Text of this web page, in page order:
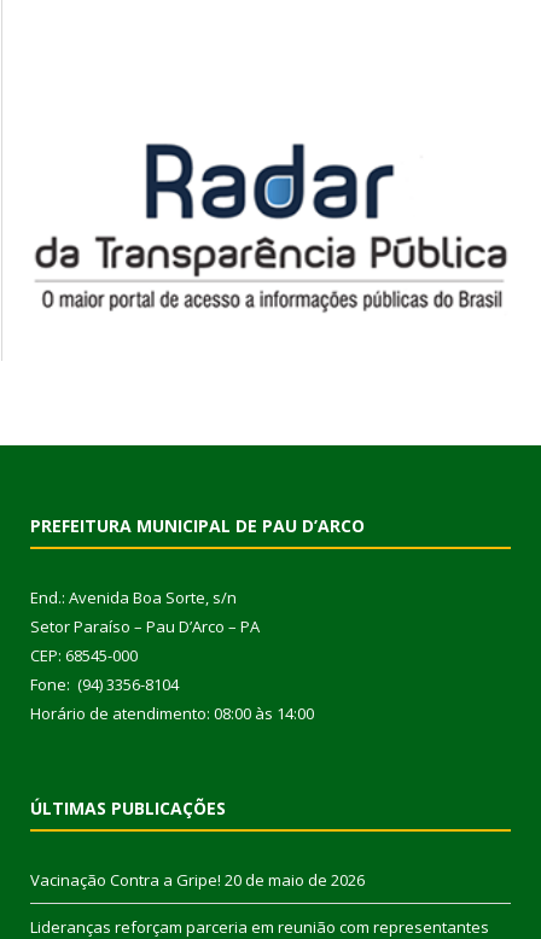
PREFEITURA MUNICIPAL DE PAU D’ARCO
End.: Avenida Boa Sorte, s/n
Setor Paraíso – Pau D’Arco – PA
CEP: 68545-000
Fone: (94) 3356-8104
Horário de atendimento: 08:00 às 14:00
ÚLTIMAS PUBLICAÇÕES
Vacinação Contra a Gripe! 20 de maio de 2026
Lideranças reforçam parceria em reunião com representantes